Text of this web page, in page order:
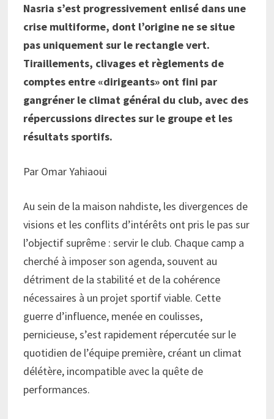
Nasria s’est progressivement enlisé dans une
crise multiforme, dont l’origine ne se situe
pas uniquement sur le rectangle vert.
Tiraillements, clivages et règlements de
comptes entre «dirigeants» ont fini par
gangréner le climat général du club, avec des
répercussions directes sur le groupe et les
résultats sportifs.
Par Omar Yahiaoui
Au sein de la maison nahdiste, les divergences de
visions et les conflits d’intérêts ont pris le pas sur
l’objectif suprême : servir le club. Chaque camp a
cherché à imposer son agenda, souvent au
détriment de la stabilité et de la cohérence
nécessaires à un projet sportif viable. Cette
guerre d’influence, menée en coulisses,
pernicieuse, s’est rapidement répercutée sur le
quotidien de l’équipe première, créant un climat
délétère, incompatible avec la quête de
performances.